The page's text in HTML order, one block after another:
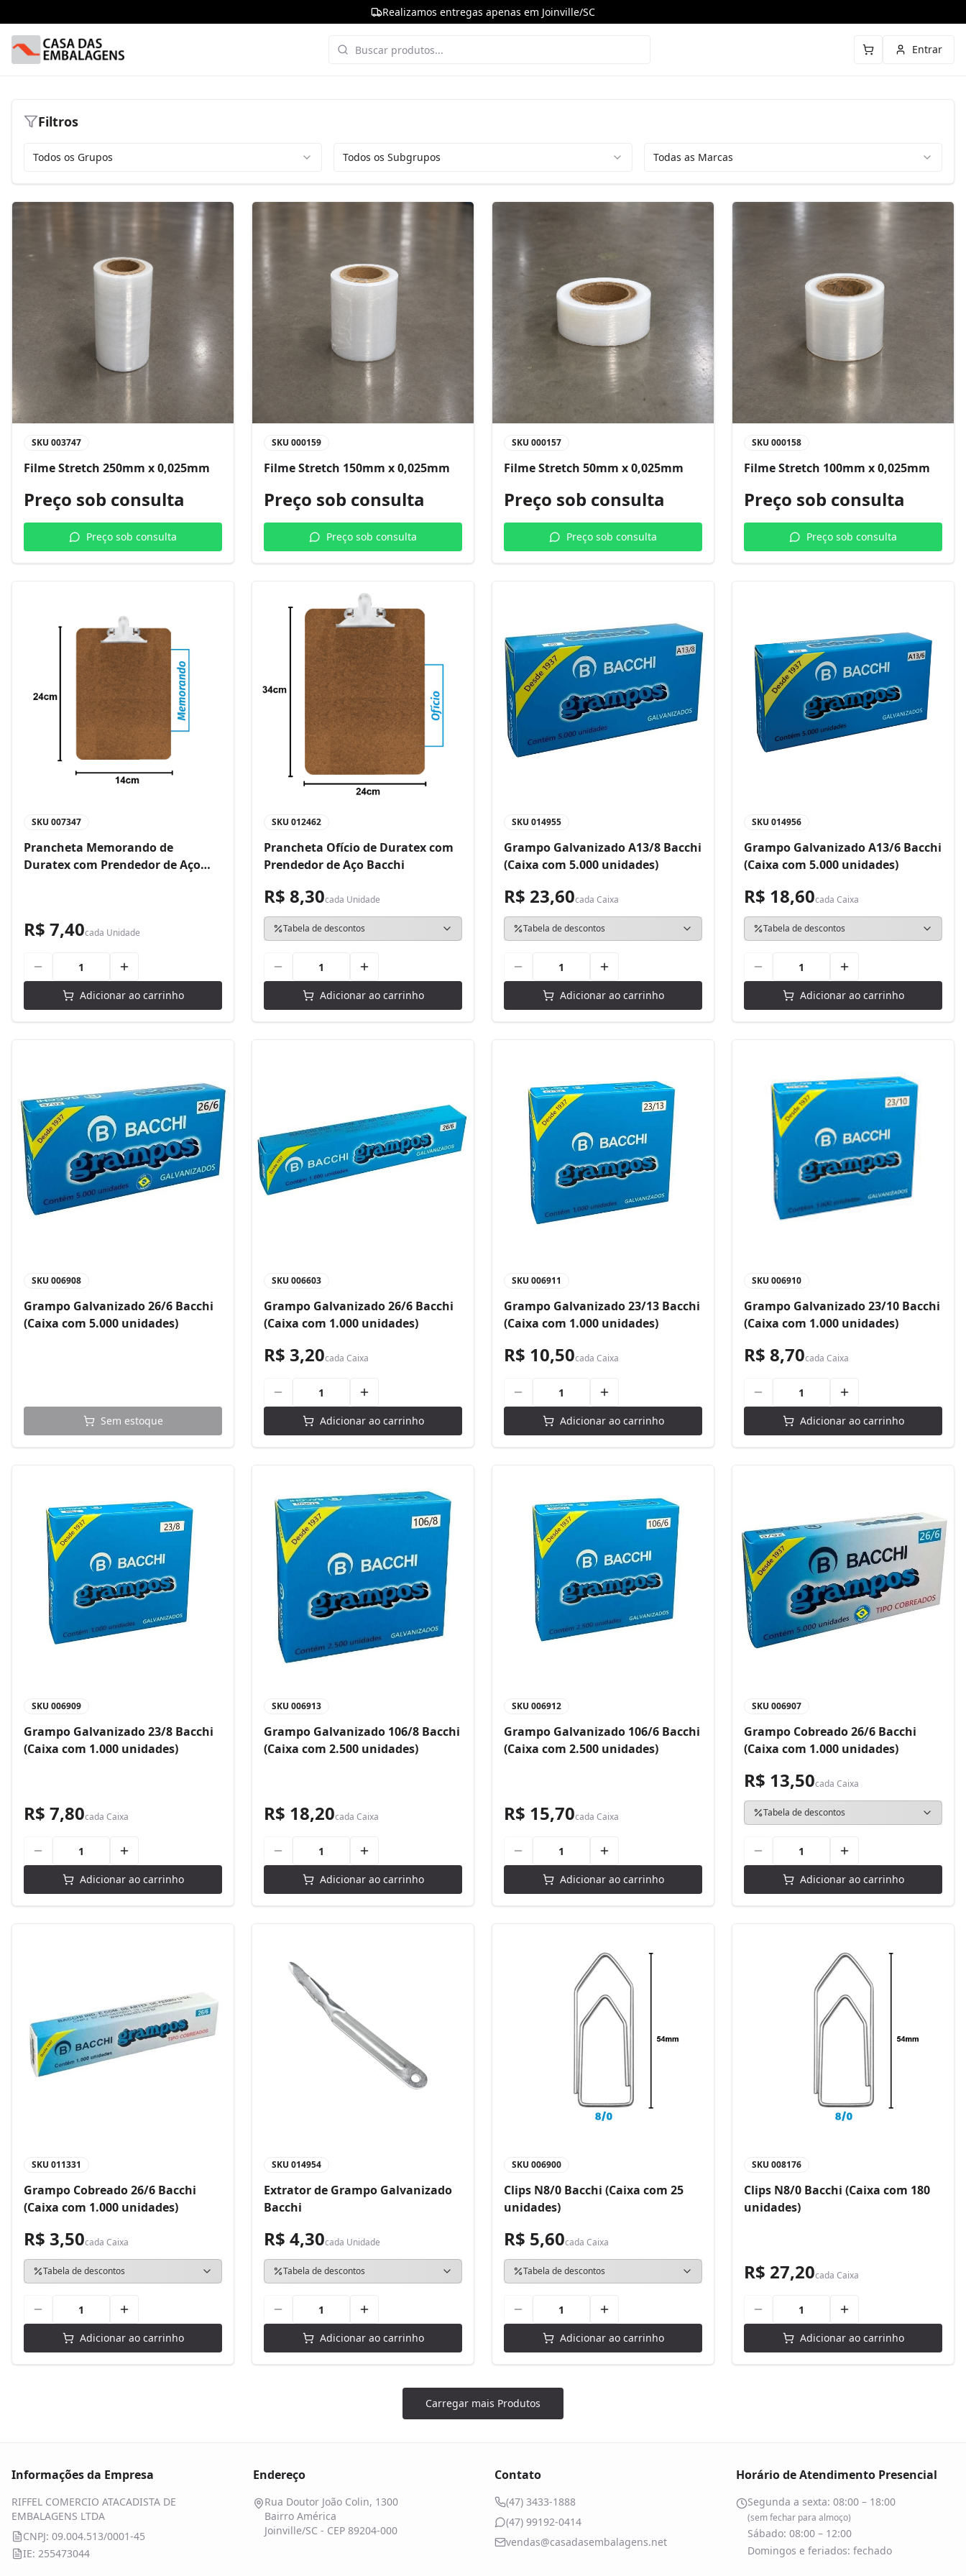
Realizamos entregas apenas em Joinville/SC
Entrar
Filtros
Todos os Grupos Todos os Subgrupos Todas as Marcas
SKU 003747
Filme Stretch 250mm x 0,025mm
Preço sob consulta
Preço sob consulta
SKU 000159
Filme Stretch 150mm x 0,025mm
Preço sob consulta
Preço sob consulta
SKU 000157
Filme Stretch 50mm x 0,025mm
Preço sob consulta
Preço sob consulta
SKU 000158
Filme Stretch 100mm x 0,025mm
Preço sob consulta
Preço sob consulta
SKU 007347
Prancheta Memorando de
Duratex com Prendedor de Aço
R$ 7,40cada Unidade
Adicionar ao carrinho
SKU 012462
Prancheta Ofício de Duratex com
Prendedor de Aço Bacchi
R$ 8,30cada Unidade
Tabela de descontos
Adicionar ao carrinho
SKU 014955
Grampo Galvanizado A13/8 Bacchi
(Caixa com 5.000 unidades)
R$ 23,60cada Caixa
Tabela de descontos
Adicionar ao carrinho
SKU 014956
Grampo Galvanizado A13/6 Bacchi
(Caixa com 5.000 unidades)
R$ 18,60cada Caixa
Tabela de descontos
Adicionar ao carrinho
SKU 006908
Grampo Galvanizado 26/6 Bacchi
(Caixa com 5.000 unidades)
Sem estoque
SKU 006603
Grampo Galvanizado 26/6 Bacchi
(Caixa com 1.000 unidades)
R$ 3,20cada Caixa
Adicionar ao carrinho
SKU 006911
Grampo Galvanizado 23/13 Bacchi
(Caixa com 1.000 unidades)
R$ 10,50cada Caixa
Adicionar ao carrinho
SKU 006910
Grampo Galvanizado 23/10 Bacchi
(Caixa com 1.000 unidades)
R$ 8,70cada Caixa
Adicionar ao carrinho
SKU 006909
Grampo Galvanizado 23/8 Bacchi
(Caixa com 1.000 unidades)
R$ 7,80cada Caixa
Adicionar ao carrinho
SKU 006913
Grampo Galvanizado 106/8 Bacchi
(Caixa com 2.500 unidades)
R$ 18,20cada Caixa
Adicionar ao carrinho
SKU 006912
Grampo Galvanizado 106/6 Bacchi
(Caixa com 2.500 unidades)
R$ 15,70cada Caixa
Adicionar ao carrinho
SKU 006907
Grampo Cobreado 26/6 Bacchi
(Caixa com 1.000 unidades)
R$ 13,50cada Caixa
Tabela de descontos
Adicionar ao carrinho
SKU 011331
Grampo Cobreado 26/6 Bacchi
(Caixa com 1.000 unidades)
R$ 3,50cada Caixa
Tabela de descontos
Adicionar ao carrinho
SKU 014954
Extrator de Grampo Galvanizado
Bacchi
R$ 4,30cada Unidade
Tabela de descontos
Adicionar ao carrinho
SKU 006900
Clips N8/0 Bacchi (Caixa com 25
unidades)
R$ 5,60cada Caixa
Tabela de descontos
Adicionar ao carrinho
SKU 008176
Clips N8/0 Bacchi (Caixa com 180
unidades)
R$ 27,20cada Caixa
Adicionar ao carrinho
Carregar mais Produtos
Informações da Empresa
RIFFEL COMERCIO ATACADISTA DE
EMBALAGENS LTDA
CNPJ: 09.004.513/0001-45
IE: 255473044
Endereço
Rua Doutor João Colin, 1300
Bairro América
Joinville/SC - CEP 89204-000
Contato
(47) 3433-1888
(47) 99192-0414
vendas@casadasembalagens.net
Horário de Atendimento Presencial
Segunda a sexta: 08:00 – 18:00
(sem fechar para almoço)
Sábado: 08:00 – 12:00
Domingos e feriados: fechado